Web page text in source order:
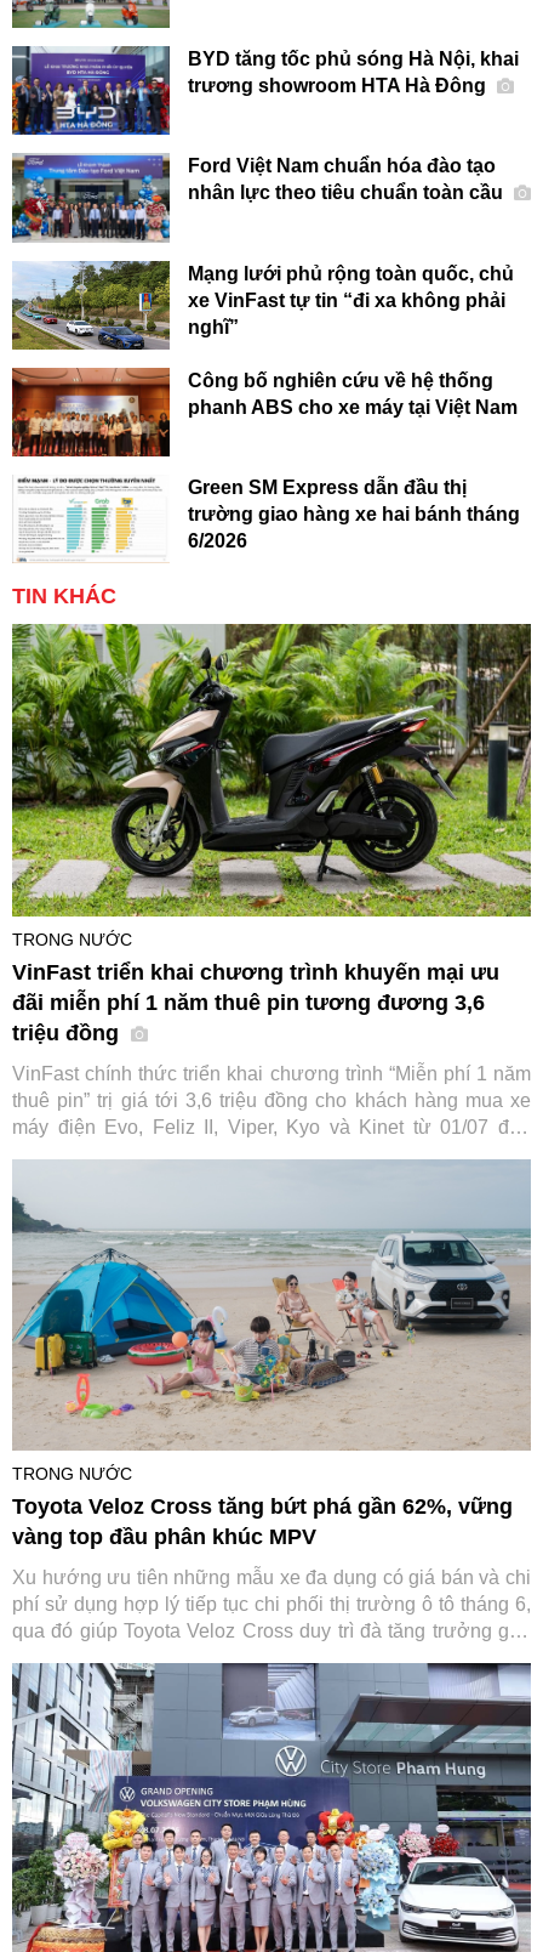
BYD tăng tốc phủ sóng Hà Nội, khai
trương showroom HTA Hà Đông
Ford Việt Nam chuẩn hóa đào tạo
nhân lực theo tiêu chuẩn toàn cầu
Mạng lưới phủ rộng toàn quốc, chủ
xe VinFast tự tin “đi xa không phải
nghĩ”
Công bố nghiên cứu về hệ thống
phanh ABS cho xe máy tại Việt Nam
Green SM Express dẫn đầu thị
trường giao hàng xe hai bánh tháng
6/2026
TIN KHÁC
TRONG NƯỚC
VinFast triển khai chương trình khuyến mại ưu
đãi miễn phí 1 năm thuê pin tương đương 3,6
triệu đồng
VinFast chính thức triển khai chương trình “Miễn phí 1 năm
thuê pin” trị giá tới 3,6 triệu đồng cho khách hàng mua xe
máy điện Evo, Feliz II, Viper, Kyo và Kinet từ 01/07 đến
hiện hành.
TRONG NƯỚC
Toyota Veloz Cross tăng bứt phá gần 62%, vững
vàng top đầu phân khúc MPV
Xu hướng ưu tiên những mẫu xe đa dụng có giá bán và chi
phí sử dụng hợp lý tiếp tục chi phối thị trường ô tô tháng 6,
qua đó giúp Toyota Veloz Cross duy trì đà tăng trưởng gần